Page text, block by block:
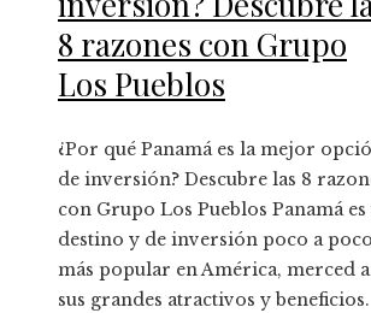
8 razones con Grupo
Los Pueblos
¿Por qué Panamá es la mejor
de inversión? Descubre las 8
con Grupo Los Pueblos Panamá es
destino y de inversión poco a poco
más popular en América, merced a
sus grandes atractivos y beneficios.